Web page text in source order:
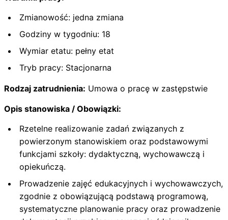
Zmianowość: jedna zmiana
Godziny w tygodniu: 18
Wymiar etatu: pełny etat
Tryb pracy: Stacjonarna
Rodzaj zatrudnienia: Umowa o pracę w zastępstwie
Opis stanowiska / Obowiązki:
Rzetelne realizowanie zadań związanych z
powierzonym stanowiskiem oraz podstawowymi
funkcjami szkoły: dydaktyczną, wychowawczą i
opiekuńczą.
Prowadzenie zajęć edukacyjnych i wychowawczych,
zgodnie z obowiązującą podstawą programową,
systematyczne planowanie pracy oraz prowadzenie